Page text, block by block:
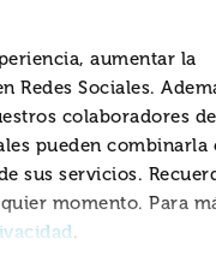
aumentar la
Redes Sociales.
colaboradores de
pueden combinarla
sus servicios.
momento. Para
.